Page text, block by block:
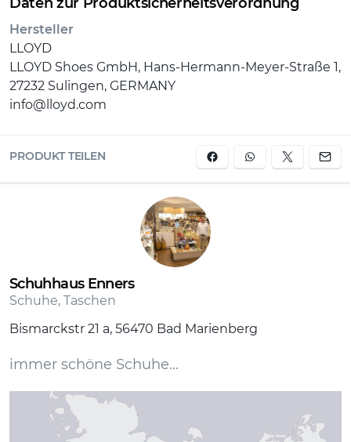
Hersteller
LLOYD
LLOYD Shoes GmbH, Hans-Hermann-Meyer-Straße 1,
27232 Sulingen, GERMANY
info@lloyd.com
PRODUKT TEILEN
Schuhhaus Enners
Schuhe, Taschen
Bismarckstr 21 a, 56470 Bad Marienberg
immer schöne Schuhe...